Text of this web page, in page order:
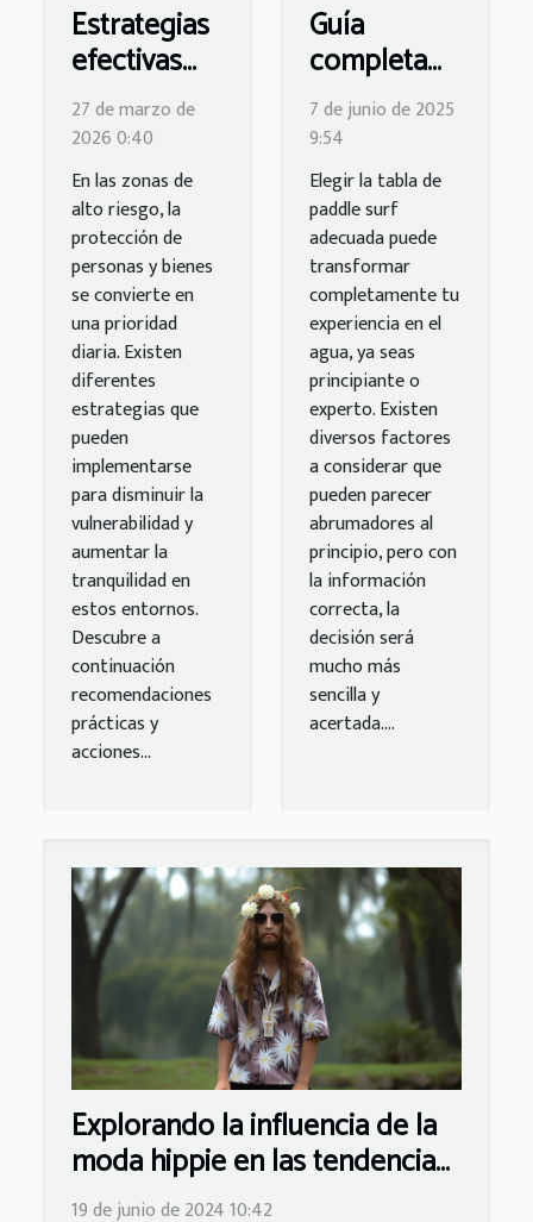
Estrategias
efectivas
para
mejorar la
seguridad
en zonas de
alto riesgo
27 de marzo de
2026 0:40
En las zonas de
alto riesgo, la
protección de
personas y bienes
se convierte en
una prioridad
diaria. Existen
diferentes
estrategias que
pueden
implementarse
para disminuir la
vulnerabilidad y
aumentar la
tranquilidad en
estos entornos.
Descubre a
continuación
recomendaciones
prácticas y
acciones...
Guía
completa
para elegir
la tabla de
paddle surf
ideal para ti
7 de junio de 2025
9:54
Elegir la tabla de
paddle surf
adecuada puede
transformar
completamente tu
experiencia en el
agua, ya seas
principiante o
experto. Existen
diversos factores
a considerar que
pueden parecer
abrumadores al
principio, pero con
la información
correcta, la
decisión será
mucho más
sencilla y
acertada....
Explorando la influencia de la
moda hippie en las tendencias
contemporáneas
19 de junio de 2024 10:42